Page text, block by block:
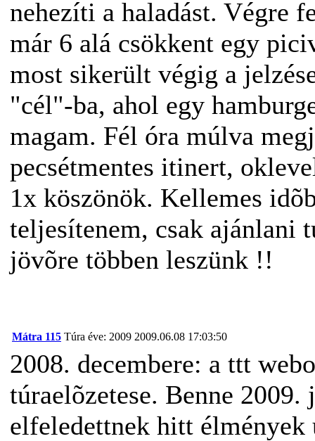
nehezíti a haladást. Végre
már 6 alá csökkent egy
most sikerült végig a
"cél"-ba, ahol egy
magam. Fél óra múlva
pecsétmentes itinert,
1x köszönök. Kellemes
teljesítenem, csak ajánlani
jövõre többen leszünk !!
Mátra 115 Túra éve: 2009 2009.06.08 17:03:50
2008. decembere: a ttt
túraelõzetese. Benne
elfeledettnek hitt élmények